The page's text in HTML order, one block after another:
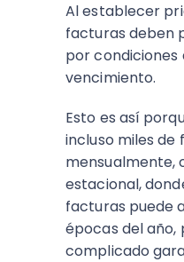
Al establecer
facturas deben
por condiciones
vencimiento.
Esto es así
incluso miles de
mensualmente,
estacional,
facturas puede
épocas del año,
complicado